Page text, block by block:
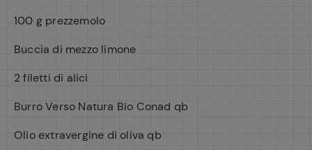
100 g prezzemolo
Buccia di mezzo limone
2 filetti di alici
Burro Verso Natura Bio Conad qb
Olio extravergine di oliva qb